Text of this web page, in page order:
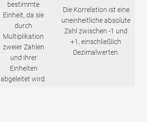
bestimmte
Einheit, da sie
durch
Multiplikation
zweier Zahlen
und ihrer
Einheiten
abgeleitet wird.
Die Korrelation ist eine
uneinheitliche absolute
Zahl zwischen -1 und
+1, einschließlich
Dezimalwerten.